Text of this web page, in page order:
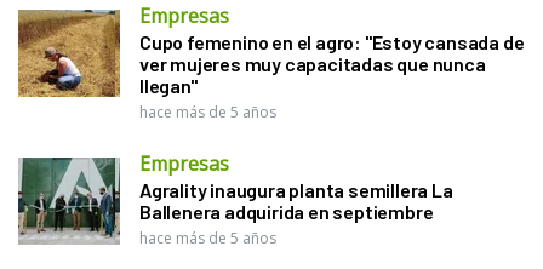
Empresas
Cupo femenino en el agro: "Estoy cansada de
ver mujeres muy capacitadas que nunca
llegan"
hace más de 5 años
Empresas
Agrality inaugura planta semillera La
Ballenera adquirida en septiembre
hace más de 5 años